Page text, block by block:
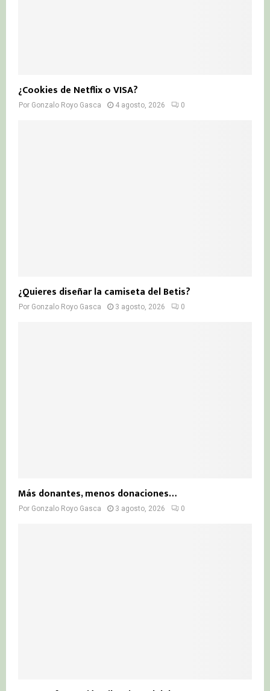
¿Cookies de Netflix o VISA?
Por Gonzalo Royo Gasca 4 agosto, 2026 0
¿Quieres diseñar la camiseta del Betis?
Por Gonzalo Royo Gasca 3 agosto, 2026 0
Más donantes, menos donaciones…
Por Gonzalo Royo Gasca 3 agosto, 2026 0